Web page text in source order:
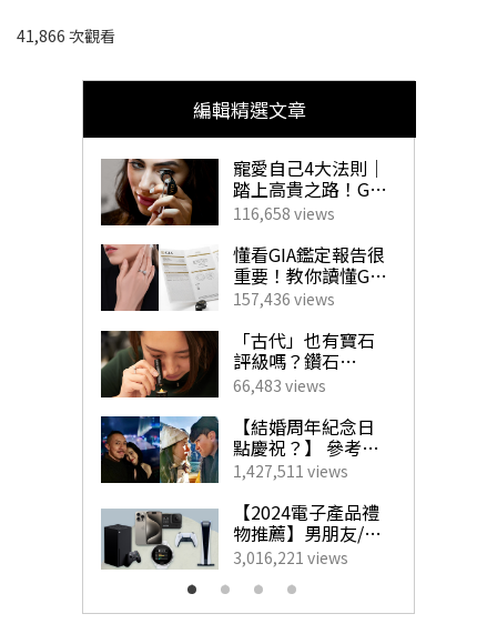
CANMAKE 花漾瑰麗胭脂 HK$96
CANMAKE 的胭脂一直深受喜愛日系妝容的女生熱捧。除
了組合的顏色選擇多，一盒胭脂中已有5款顏色，可以隨衣
41,866 次觀看
編輯精選文章
寵愛自己4大法則｜
踏上高貴之路！GIA
珠寶鑽飾必備指南
116,658 views
懂看GIA鑑定報告很
重要！教你讀懂GIA
4C外的重要訊息！
揀珠寶商如挑對醫
生 挑選心儀寶石不
求人！
157,436 views
「古代」也有寶石
評級嗎？鑽石
「4C」是如何創
立？一文帶你了解
GIA對鑽石鑑定的影
響力！
66,483 views
【結婚周年紀念日
點慶祝？】 參考男
藝人甜蜜慶祝點子
為另一半製造驚
喜！
1,427,511 views
【2024電子產品禮
物推薦】男朋友/老
公最想收到的實用
生日禮物
3,016,221 views